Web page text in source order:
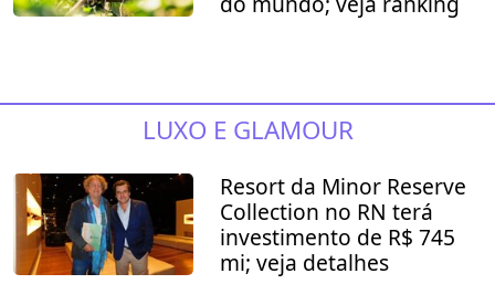
LUXO E GLAMOUR
Resort da Minor Reserve
Collection no RN terá
investimento de R$ 745
mi; veja detalhes